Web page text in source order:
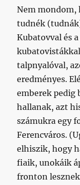
Nem mondom,
tudnék
Kubatovval és
talpnyalóval,
eredményes.
emberek pedig
hallanak, azt
számukra egy
Ferencváros.
elhiszik, hogy
fiaik, unokáik
fronton